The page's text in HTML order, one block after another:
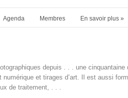
Agenda Membres En savoir plus»
depuis . . . une cinquantaine
et tirages d’art. Il est aussi
de traitement, . . .